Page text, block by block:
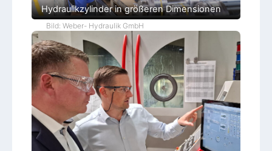
Hydraulikzylinder in größeren Dimensionen
Bild: Weber- Hydraulik GmbH